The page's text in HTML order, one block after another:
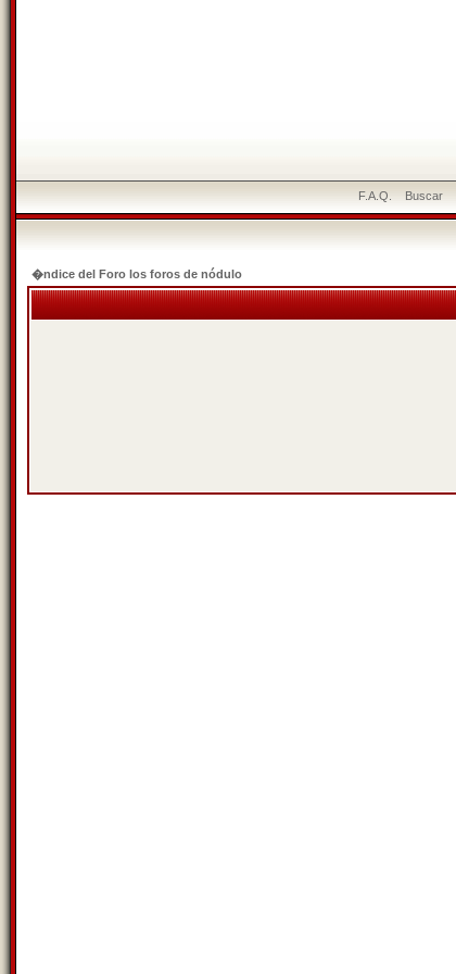
F.A.Q. Buscar
�ndice del Foro los foros de nódulo